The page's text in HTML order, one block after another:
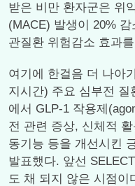
받은 비만 환자군은 위
(MACE) 발생이 20%
관질환 위험감소 효과
여기에 한걸음 더 나아
지시간) 주요 심부전 질
에서 GLP-1 작용제
전 관련 증상, 신체적
동기능 등을 개선시킨
발표했다. 앞선
도 채 되지 않은 시점이